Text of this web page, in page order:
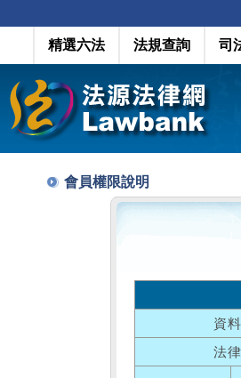
精選六法 法規查詢 司
會員權限說明
資
法